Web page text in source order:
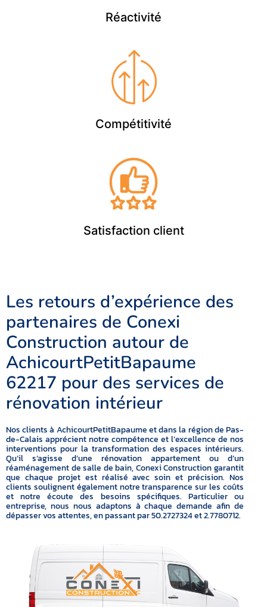
Réactivité
Compétitivité
Satisfaction client
Les retours d’expérience des
partenaires de Conexi
Construction autour de
AchicourtPetitBapaume
62217 pour des services de
rénovation intérieur
Nos clients à AchicourtPetitBapaume et dans la région de Pas-
de-Calais apprécient notre compétence et l’excellence de nos
interventions pour la transformation des espaces intérieurs.
Qu’il s’agisse d’une rénovation appartement ou d’un
réaménagement de salle de bain, Conexi Construction garantit
que chaque projet est réalisé avec soin et précision. Nos
clients soulignent également notre transparence sur les coûts
et notre écoute des besoins spécifiques. Particulier ou
entreprise, nous nous adaptons à chaque demande afin de
dépasser vos attentes, en passant par 50.2727324 et 2.7780712.